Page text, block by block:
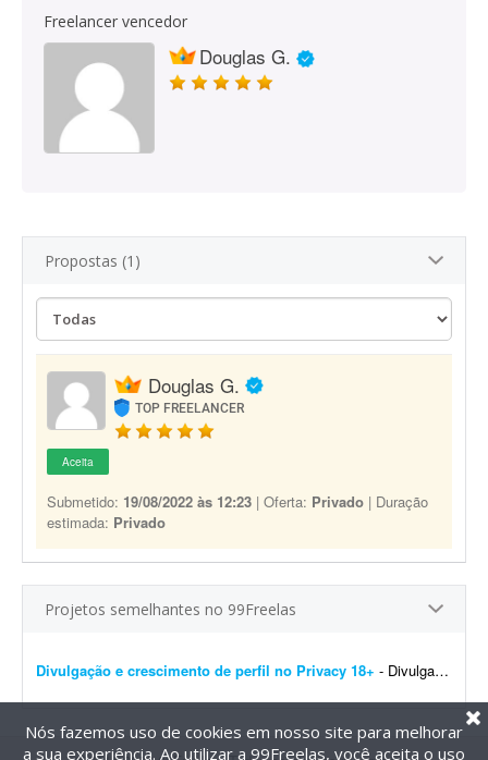
Freelancer vencedor
Douglas G.
Propostas (1)
Douglas G.
TOP FREELANCER
Aceita
Submetido: 19/08/2022 às 12:23 | Oferta: Privado | Duração
estimada: Privado
Projetos semelhantes no 99Freelas
Divulgação e crescimento de perfil no Privacy 18+ - Divulgação do meu perfil no Privacy para público adulto (18+), com o objetivo de aumentar a base de assinantes e o engajamento. Busco estratégias de marketing, capta&cce...
Nós fazemos uso de cookies em nosso site para melhorar
a sua experiência. Ao utilizar a 99Freelas, você aceita o uso